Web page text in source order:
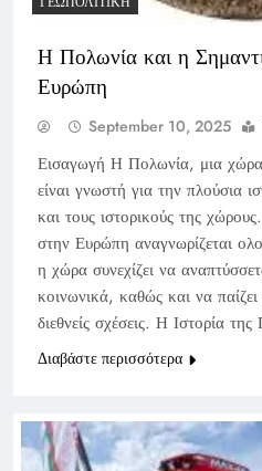
Η Πολωνία και η
Ευρώπη
September 10, 2025
Εισαγωγή Η Πολωνία, μια
είναι γνωστή για την πλούσια
και τους ιστορικούς της
στην Ευρώπη αναγνωρίζεται
η χώρα συνεχίζει να
κοινωνικά, καθώς και να
διεθνείς σχέσεις. Η Ιστορία
Διαβάστε περισσότερα